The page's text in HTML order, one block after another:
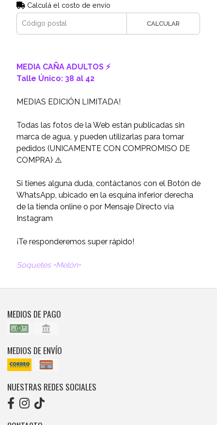
Calculá el costo de envío
CALCULAR
MEDIA CAÑA ADULTOS ⚡️
Talle Único: 38 al 42
MEDIAS EDICIÓN LIMITADA!
Todas las fotos de la Web están publicadas sin
marca de agua, y pueden utilizarlas para tomar
pedidos (UNICAMENTE CON COMPROMISO DE
COMPRA) ⚠️
Si tienes alguna duda, contáctanos con el Botón de
WhatsApp, ubicado en la esquina inferior derecha
de la tienda online o por Mensaje Directo via
Instagram
¡Te responderemos super rápido!
Soquetes •Melón•
MEDIOS DE PAGO
MEDIOS DE ENVÍO
NUESTRAS REDES SOCIALES